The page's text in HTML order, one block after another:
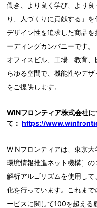
働き、より良く学び、より良
り、人づくりに貢献する」
デザイン性を追求した商品
ーディングカンパニーです。
オフィスビル、工場、教育
らゆる空間で、機能性やデ
をご提供します。
WINフロンティア株式会社に
て：https://
WINフロンティアは、東京
環境情報推進ネット機構）
解析アルゴリズムを使用し
化を行っています。これま
ービスに関して100を超える